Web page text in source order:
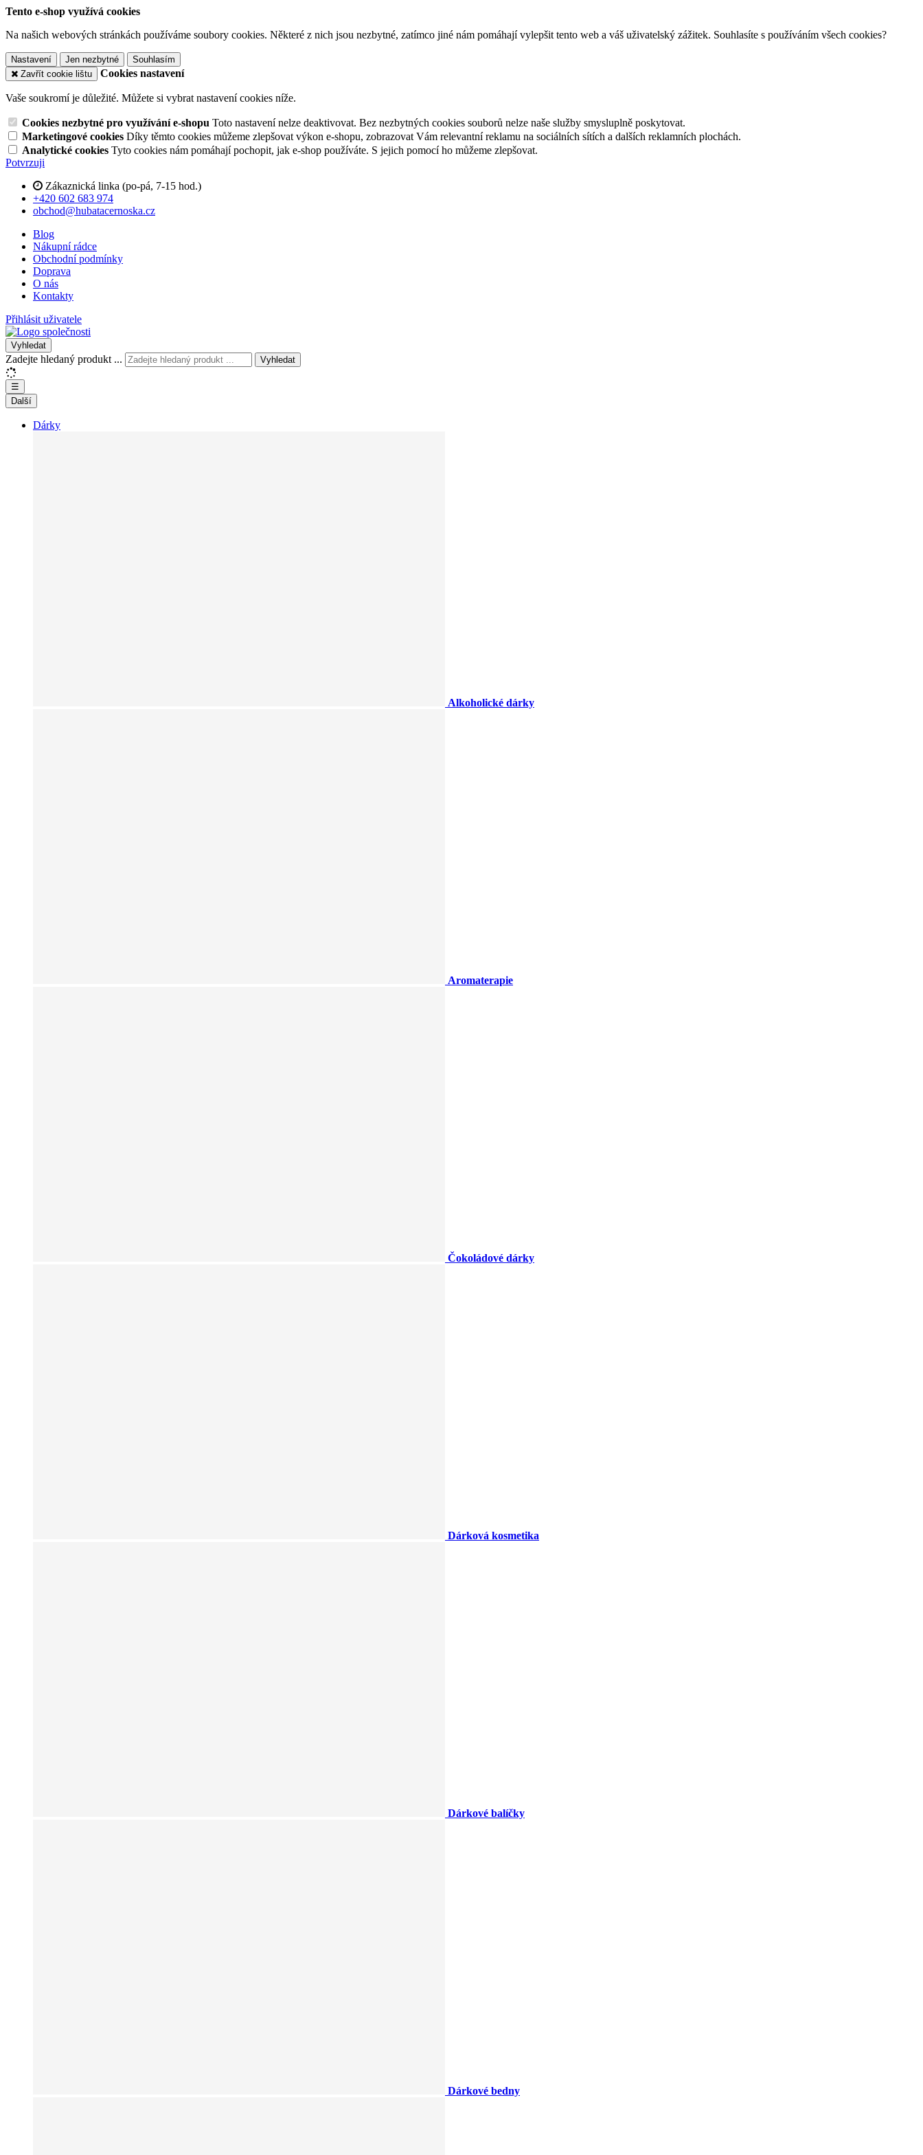
Tento e-shop využívá cookies
Na našich webových stránkách používáme soubory cookies. Některé z nich jsou nezbytné, zatímco jiné nám pomáhají vylepšit tento web a váš uživatelský zážitek. Souhlasíte s používáním všech cookies?
Nastavení Jen nezbytné
Souhlasím
Zavřít cookie lištu
Cookies nastavení
Vaše soukromí je důležité. Můžete si vybrat nastavení cookies níže.
Cookies nezbytné pro využívání e-shopu Toto nastavení nelze deaktivovat. Bez nezbytných cookies souborů nelze naše služby smysluplně poskytovat.
Marketingové cookies Díky těmto cookies můžeme zlepšovat výkon e-shopu, zobrazovat Vám relevantní reklamu na sociálních sítích a dalších reklamních plochách.
Analytické cookies Tyto cookies nám pomáhají pochopit, jak e-shop používáte. S jejich pomocí ho můžeme zlepšovat.
Potvrzuji
Zákaznická linka (po-pá, 7-15 hod.)
+420 602 683 974
obchod@hubatacernoska.cz
Blog
Nákupní rádce
Obchodní podmínky
Doprava
O nás
Kontakty
Přihlásit uživatele
Vyhledat
Zadejte hledaný produkt ... Vyhledat
☰
Další
Dárky
Alkoholické dárky
Aromaterapie
Čokoládové dárky
Dárková kosmetika
Dárkové balíčky
Dárkové bedny